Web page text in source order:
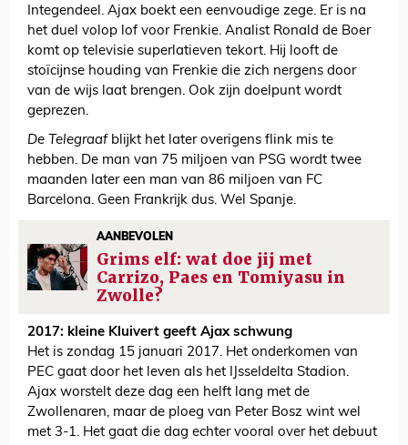
Integendeel. Ajax boekt een eenvoudige zege. Er is na
het duel volop lof voor Frenkie. Analist Ronald de Boer
komt op televisie superlatieven tekort. Hij looft de
stoïcijnse houding van Frenkie die zich nergens door
van de wijs laat brengen. Ook zijn doelpunt wordt
geprezen.
De Telegraafblijkt het later overigens flink mis te
hebben. De man van 75 miljoen van PSG wordt twee
maanden later een man van 86 miljoen van FC
Barcelona. Geen Frankrijk dus. Wel Spanje.
AANBEVOLEN
Grims elf: wat doe jij met
Carrizo, Paes en Tomiyasu in
Zwolle?
2017: kleine Kluivert geeft Ajax schwung
Het is zondag 15 januari 2017. Het onderkomen van
PEC gaat door het leven als het IJsseldelta Stadion.
Ajax worstelt deze dag een helft lang met de
Zwollenaren, maar de ploeg van Peter Bosz wint wel
met 3-1. Het gaat die dag echter vooral over het debuut